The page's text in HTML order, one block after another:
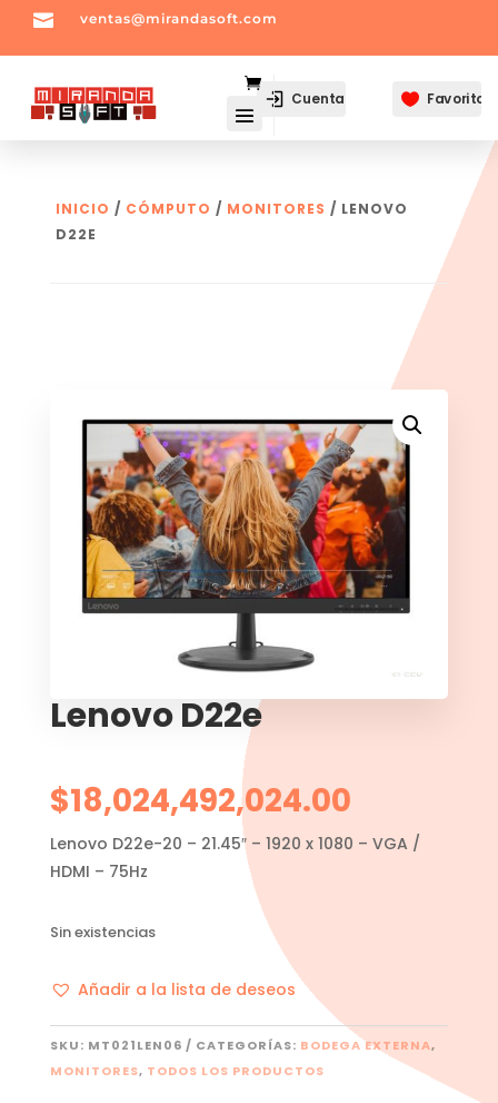
 ventas@mirandasoft.com
Cuenta  Favoritos
INICIO / CÓMPUTO / MONITORES / LENOVO
D22E
Lenovo D22e
$18,024,492,024.00
Lenovo D22e-20 – 21.45″ – 1920 x 1080 – VGA /
HDMI – 75Hz
Sin existencias
Añadir a la lista de deseos
SKU: MT021LEN06 CATEGORÍAS: BODEGA EXTERNA,
MONITORES, TODOS LOS PRODUCTOS